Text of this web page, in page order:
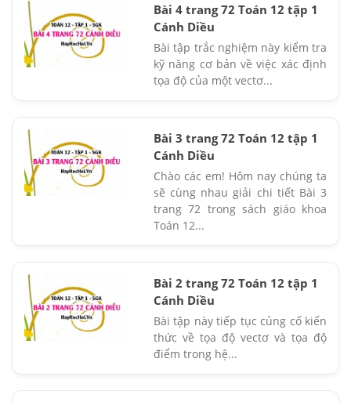
Bài 4 trang 72 Toán 12 tập 1
Cánh Diều
Bài tập trắc nghiệm này kiểm tra
kỹ năng cơ bản về việc xác định
tọa độ của một vectơ...
Bài 3 trang 72 Toán 12 tập 1
Cánh Diều
Chào các em! Hôm nay chúng ta
sẽ cùng nhau giải chi tiết Bài 3
trang 72 trong sách giáo khoa
Toán 12...
Bài 2 trang 72 Toán 12 tập 1
Cánh Diều
Bài tập này tiếp tục củng cố kiến
thức về tọa độ vectơ và tọa độ
điểm trong hệ...